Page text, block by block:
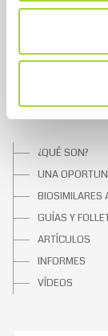
CONTACTAR
SOBRE LOS
¿QUÉ SON?
UNA
BIOSIMILARES
GUÍAS Y
ARTÍCULOS
INFORMES
VÍDEOS